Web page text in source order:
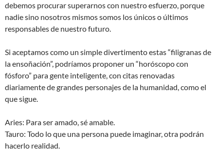
debemos procurar superarnos con nuestro esfuerzo, porque
nadie sino nosotros mismos somos los únicos o últimos
responsables de nuestro futuro.
Si aceptamos como un simple divertimento estas “filigranas de
la ensoñación”, podríamos proponer un “horóscopo con
fósforo” para gente inteligente, con citas renovadas
diariamente de grandes personajes de la humanidad, como el
que sigue.
Aries: Para ser amado, sé amable.
Tauro: Todo lo que una persona puede imaginar, otra podrán
hacerlo realidad.